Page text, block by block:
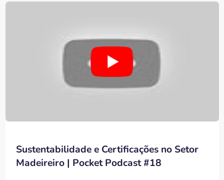
Sustentabilidade e Certificações no Setor
Madeireiro | Pocket Podcast #18